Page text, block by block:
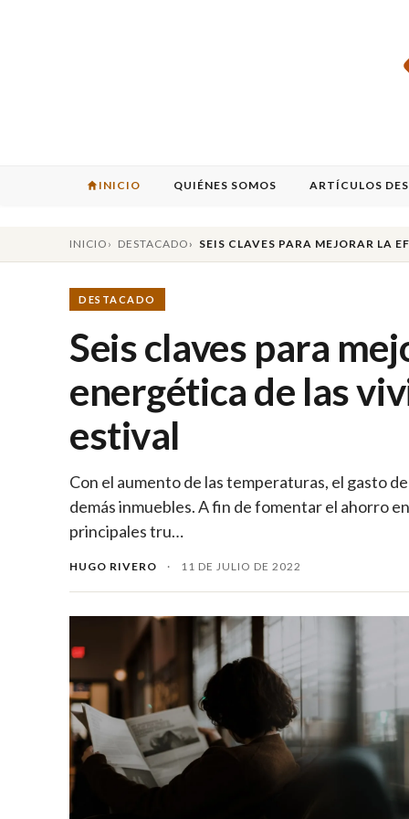
INICIO QUIÉNES SOMOS ARTÍCULOS
INICIO DESTACADO SEIS CLAVES PARA MEJORAR LA
DESTACADO
Seis claves para
energética de las
estival
Con el aumento de las temperaturas, el gasto
demás inmuebles. A fin de fomentar el ahorro
principales tru…
HUGO RIVERO · 11 DE JULIO DE 2022